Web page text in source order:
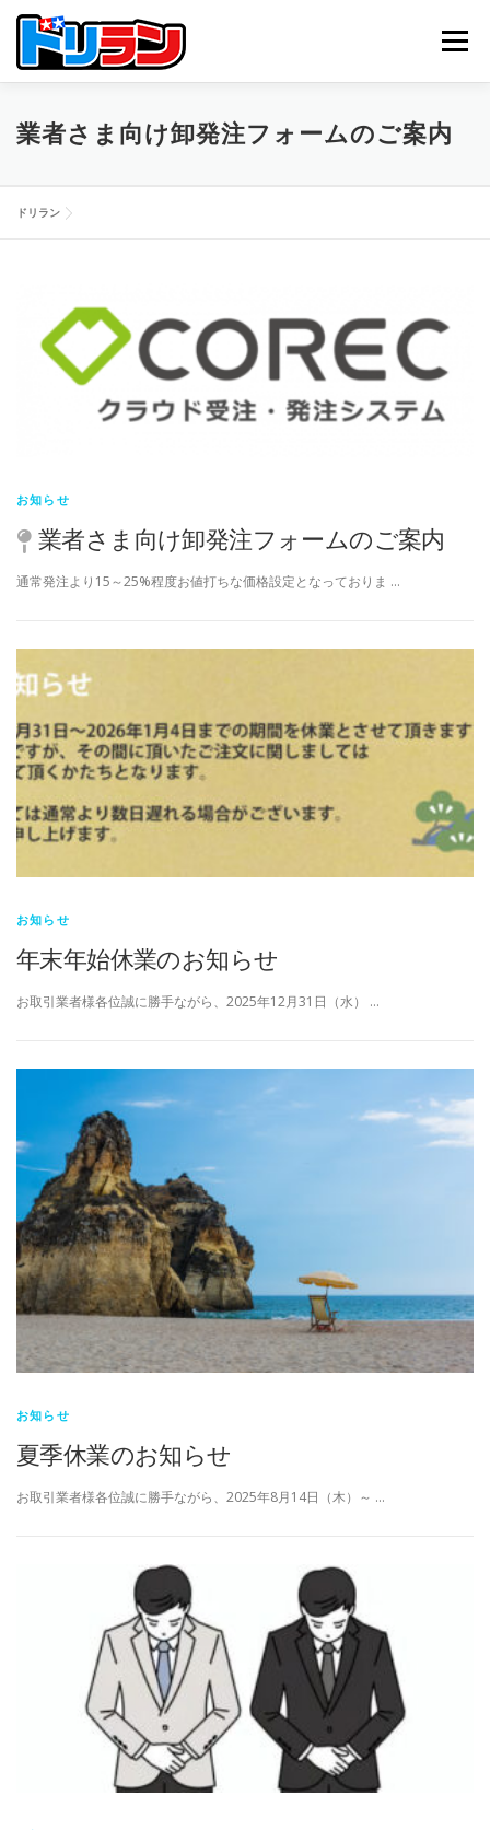
メニュー
TOP ABOUT US NEWS CONTACT
業者さま向け卸発注フォームのご案内
ドリラン
お知らせ
業者さま向け卸発注フォームのご案内
通常発注より15～25%程度お値打ちな価格設定となっておりま …
お知らせ
年末年始休業のお知らせ
お取引業者様各位誠に勝手ながら、2025年12月31日（水） …
お知らせ
夏季休業のお知らせ
お取引業者様各位誠に勝手ながら、2025年8月14日（木）～ …